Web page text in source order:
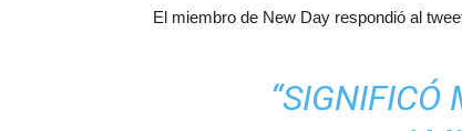
El miembro de New Day respondió al
“SIGNIFICÓ